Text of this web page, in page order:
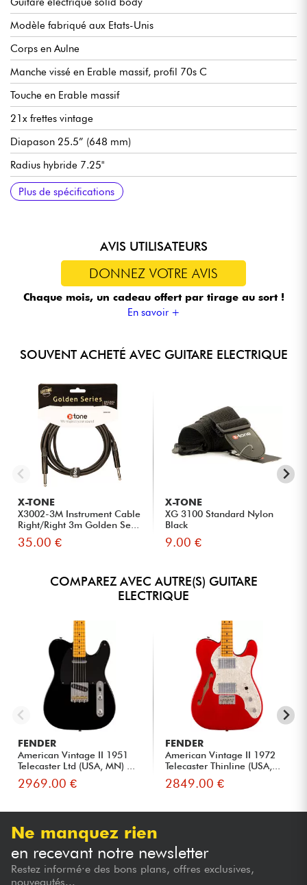
Modèle fabriqué aux Etats-Unis
Corps en Aulne
Manche vissé en Erable massif, profil 70s C
Touche en Erable massif
21x frettes vintage
Diapason 25.5” (648 mm)
Radius hybride 7.25"
Largeur de manche au sillet 40.6 mm
Micro simple bobinage Mike Campbell Red Dog Telecaster
Micros double bobinage Mike Campbell Red Dog Humbucker
Master Volume
Master Tone
Destruct Button (boost +34 dB)
5-Position Blade
Chevalet Fender/Bigsby® B5 Bridge / Tailpiece
Mécaniques Fender Vintage "F" Stamped
Finition nitrocellulose Heilroom
Vendue avec étui Fender
Plus de spécifications
AVIS UTILISATEURS
DONNEZ VOTRE AVIS
Chaque mois, un cadeau offert par tirage au sort !
En savoir +
SOUVENT ACHETÉ AVEC GUITARE ELECTRIQUE
X-TONE
X3002-3M Instrument Cable
Right/Right 3m Golden Se...
35.00 €
X-TONE
XG 3100 Standard Nylon
Black
9.00 €
COMPAREZ AVEC AUTRE(S) GUITARE
ELECTRIQUE
FENDER
American Vintage II 1951
Telecaster Ltd (USA, MN) ...
2969.00 €
FENDER
American Vintage II 1972
Telecaster Thinline (USA,...
2849.00 €
Ne manquez rien
en recevant notre newsletter
Restez informé·e des bons plans, offres exclusives,
nouveautés...